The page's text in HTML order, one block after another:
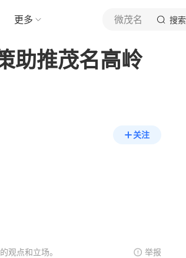
更多 微茂名 搜索
助推茂名高岭
关注
观点和立场。 举报